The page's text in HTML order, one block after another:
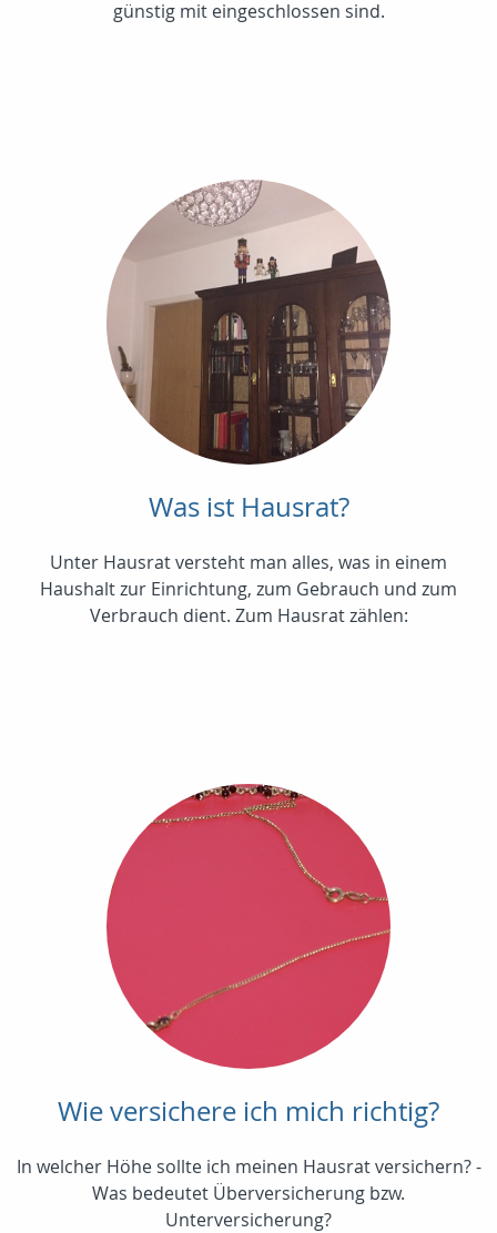
günstig mit eingeschlossen sind.
Was ist Hausrat?
Unter Hausrat versteht man alles, was in einem
Haushalt zur Einrichtung, zum Gebrauch und zum
Verbrauch dient. Zum Hausrat zählen:
Wie versichere ich mich richtig?
In welcher Höhe sollte ich meinen Hausrat versichern? -
Was bedeutet Überversicherung bzw.
Unterversicherung?